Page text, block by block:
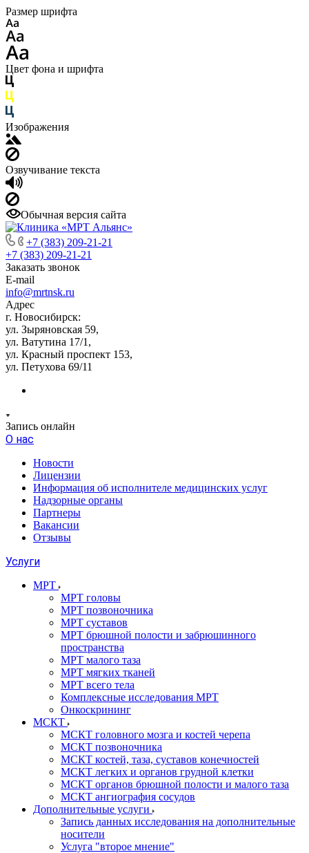
Размер шрифта
Цвет фона и шрифта
Изображения
Озвучивание текста
Обычная версия сайта
+7 (383) 209-21-21
+7 (383) 209-21-21
Заказать звонок
E-mail
info@mrtnsk.ru
Адрес
г. Новосибирск:
ул. Зыряновская 59,
ул. Ватутина 17/1,
ул. Красный проспект 153,
ул. Петухова 69/11
Запись онлайн
О нас
Новости
Лицензии
Информация об исполнителе медицинских услуг
Надзорные органы
Партнеры
Вакансии
Отзывы
Услуги
МРТ
МРТ головы
МРТ позвоночника
МРТ суставов
МРТ брюшной полости и забрюшинного
пространства
МРТ малого таза
МРТ мягких тканей
МРТ всего тела
Комплексные исследования МРТ
Онкоскрининг
МСКТ
МСКТ головного мозга и костей черепа
МСКТ позвоночника
МСКТ костей, таза, суставов конечностей
МСКТ легких и органов грудной клетки
МСКТ органов брюшной полости и малого таза
МСКТ ангиография сосудов
Дополнительные услуги
Запись данных исследования на дополнительные
носители
Услуга "второе мнение"